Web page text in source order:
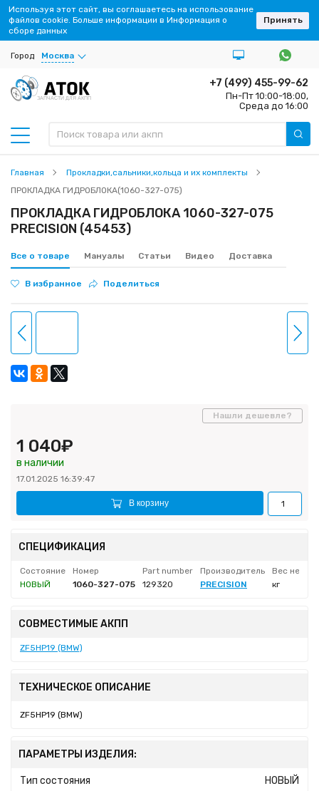
Город Москва
ЗАПЧАСТИ ДЛЯ АКПП
+7 (499) 455-99-62
Пн-Пт 10:00-18:00,
Среда до 16:00
Главная
Прокладки,сальники,кольца и их комплекты
ПРОКЛАДКА ГИДРОБЛОКА(1060-327-075)
ПРОКЛАДКА ГИДРОБЛОКА 1060-327-075
PRECISION (45453)
Все о товаре Мануалы Статьи Видео Доставка
В избранное Поделиться
1 040₽
в наличии
17.01.2025 16:39:47
В корзину
Нашли дешевле?
СПЕЦИФИКАЦИЯ
Состояние Номер Part number Производитель
Вес нетто
НОВЫЙ
1060-327-075 129320 PRECISION кг
СОВМЕСТИМЫЕ АКПП
ZF5HP19 (BMW)
ТЕХНИЧЕСКОЕ ОПИСАНИЕ
ZF5HP19 (BMW)
ПАРАМЕТРЫ ИЗДЕЛИЯ:
Тип состояния НОВЫЙ
Используя этот сайт, вы соглашаетесь на использование
файлов cookie. Больше информации в Информация о
сборе данных
Принять